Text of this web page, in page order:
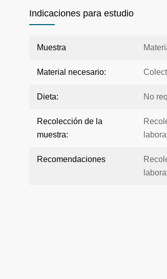
Indicaciones para estudio
Muestra
Material necesario:
Dieta: No
Recolección de la
muestra:
Recomendaciones